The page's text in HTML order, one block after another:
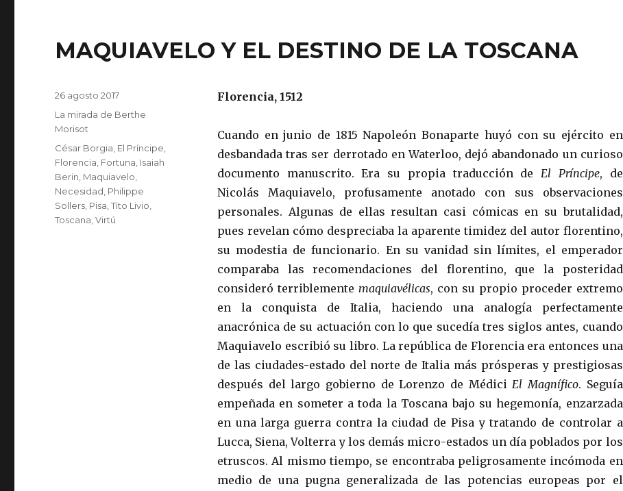
MAQUIAVELO Y EL DESTINO DE LA TOSCANA
Florencia, 1512
Cuando en junio de 1815 Napoleón Bonaparte huyó con su ejército en
desbandada tras ser derrotado en Waterloo, dejó abandonado un curioso
documento manuscrito. Era su propia traducción de El Príncipe, de
Nicolás Maquiavelo, profusamente anotado con sus observaciones
personales. Algunas de ellas resultan casi cómicas en su brutalidad,
pues revelan cómo despreciaba la aparente timidez del autor florentino,
su modestia de funcionario. En su vanidad sin límites, el emperador
comparaba las recomendaciones del florentino, que la posteridad
consideró terriblemente maquiavélicas, con su propio proceder extremo
en la conquista de Italia, haciendo una analogía perfectamente
anacrónica de su actuación con lo que sucedía tres siglos antes, cuando
Maquiavelo escribió su libro. La república de Florencia era entonces una
de las ciudades-estado del norte de Italia más prósperas y prestigiosas
después del largo gobierno de Lorenzo de Médici El Magnífico. Seguía
empeñada en someter a toda la Toscana bajo su hegemonía, enzarzada
en una larga guerra contra la ciudad de Pisa y tratando de controlar a
Lucca, Siena, Volterra y los demás micro-estados un día poblados por los
etruscos. Al mismo tiempo, se encontraba peligrosamente incómoda en
medio de una pugna generalizada de las potencias europeas por el
Publicado
26 agosto 2017
Categorías
La mirada de Berthe
Morisot
Etiquetas
César Borgia El Príncipe
Florencia Fortuna Isaiah
Berin Maquiavelo
Necesidad Philippe
Sollers Pisa ,Tito Livio
Toscana ,Virtú